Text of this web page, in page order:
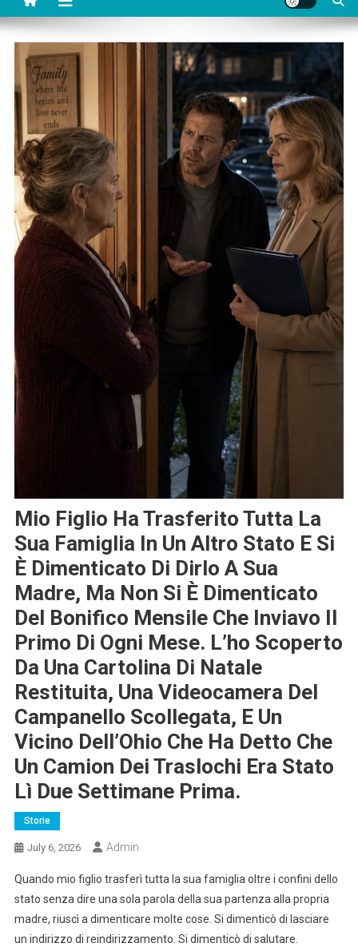
Mio Figlio Ha Trasferito Tutta La
Sua Famiglia In Un Altro Stato E Si
È Dimenticato Di Dirlo A Sua
Madre, Ma Non Si È Dimenticato
Del Bonifico Mensile Che Inviavo Il
Primo Di Ogni Mese. L’ho Scoperto
Da Una Cartolina Di Natale
Restituita, Una Videocamera Del
Campanello Scollegata, E Un
Vicino Dell’Ohio Che Ha Detto Che
Un Camion Dei Traslochi Era Stato
Lì Due Settimane Prima.
Storie
July 6, 2026 Admin
Quando mio figlio trasferì tutta la sua famiglia oltre i confini dello
stato senza dire una sola parola della sua partenza alla propria
madre, riuscì a dimenticare molte cose. Si dimenticò di lasciare
un indirizzo di reindirizzamento. Si dimenticò di salutare.